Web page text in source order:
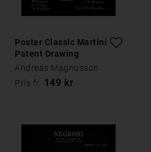
Poster Classic Martini
Patent Drawing
Andreas Magnusson
Pris fr. 149 kr